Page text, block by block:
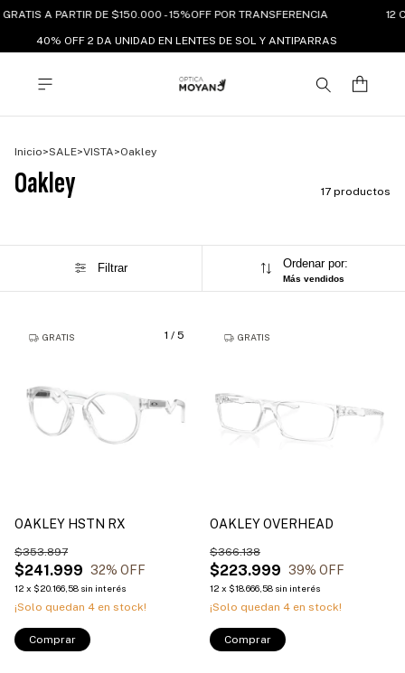
A PARTIR DE $150.000 - 15%OFF POR TRANSFERENCIA 12
40% OFF 2 DA UNIDAD EN LENTES DE SOL Y ANTIPARRAS
Inicio>SALE>VISTA>Oakley
Oakley 17 productos
Filtrar Ordenar por:
Más vendidos
1 / 5
GRATIS
OAKLEY HSTN RX
$241.999
$353.897
32% OFF
12 x $20.166,58 sin interés
¡Solo quedan 4 en stock!
Comprar
GRATIS
OAKLEY OVERHEAD
$223.999
$366.138
39% OFF
12 x $18.666,58 sin interés
¡Solo quedan 4 en stock!
Comprar